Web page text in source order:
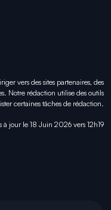
vers des sites partenaires, des
Notre rédaction utilise des outils
certaines tâches de rédaction.
à jour le 18 Juin 2026 vers 12h19